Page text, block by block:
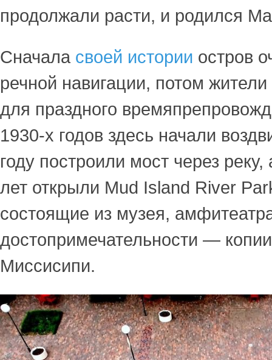
продолжали расти, и родился
Сначала своей истории остров
речной навигации, потом
для праздного
1930-х годов здесь начали
году построили мост через реку,
лет открыли Mud Island River
состоящие из музея,
достопримечательности —
Миссисипи.